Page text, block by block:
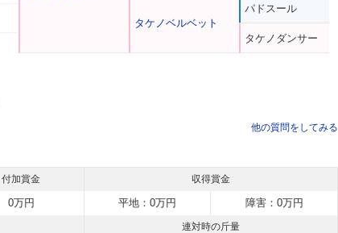
タケノベルベット
パドスール
タケノダンサー
他の質問をしてみる
付加賞金 収得賞金
0万円 平地：0万円 障害：0万円
連対時の斤量